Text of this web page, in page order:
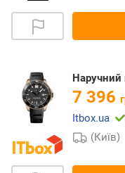
Наручний
7 396
Itbox.ua
(Київ)